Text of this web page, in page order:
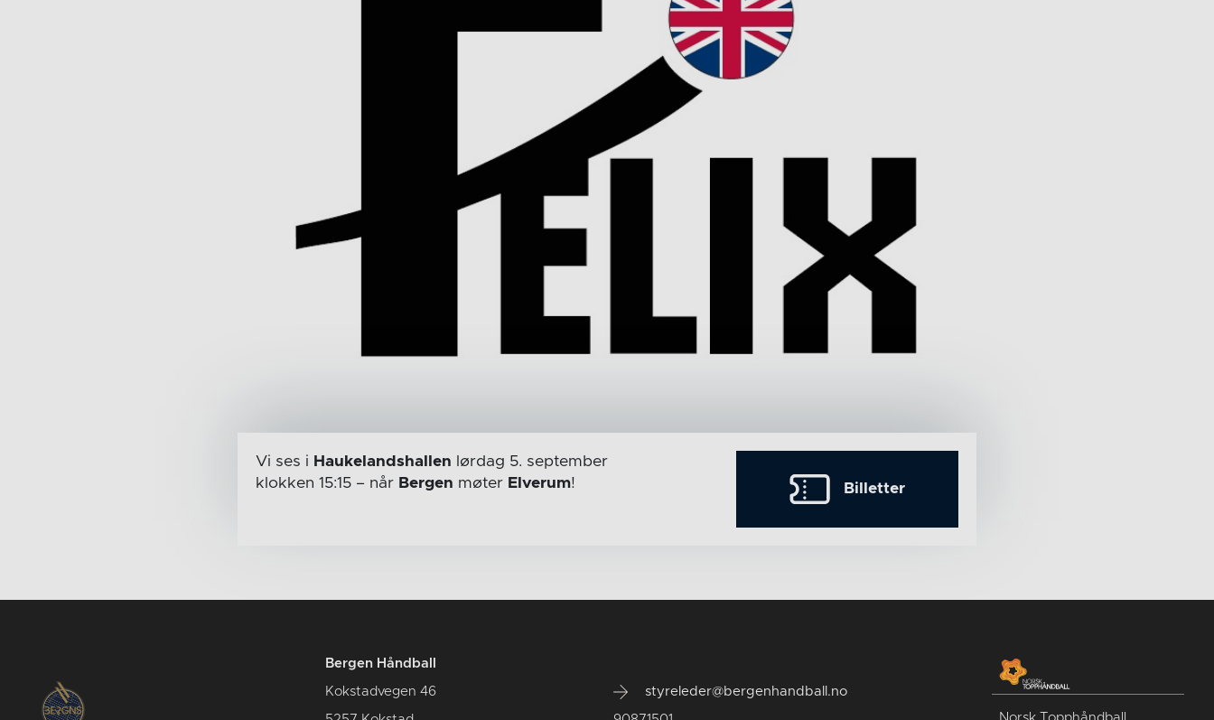
Vi ses i Haukelandshallen lørdag 5. september
klokken 15:15– når Bergen møter Elverum! Billetter
Bergen Håndball
Kokstadvegen 46 styreleder@bergenhandball.no